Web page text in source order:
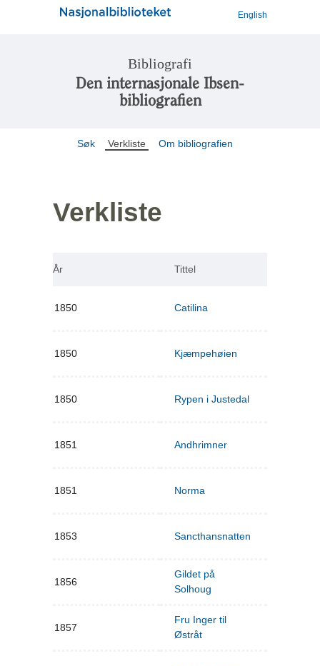
English
Bibliografi
Den internasjonale Ibsen-
bibliografien
Søk Verkliste Om bibliografien
Verkliste
År Tittel
1850 Catilina
1850 Kjæmpehøien
1850 Rypen i Justedal
1851 Andhrimner
1851 Norma
1853 Sancthansnatten
1856
Gildet på
Solhoug
1857
Fru Inger til
Østråt